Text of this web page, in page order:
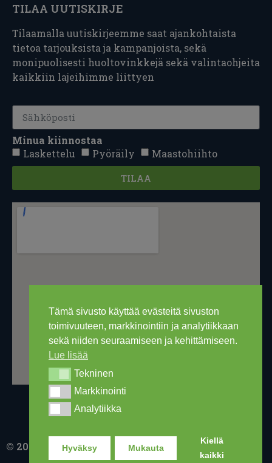
Tämä sivusto käyttää evästeitä sivuston
toimivuuteen, markkinointiin ja analytiikkaan
sekä niiden seuraamiseen ja kehittämiseen.
Lue lisää
TekninenTekninen
MarkkinointiMarkkinointi
AnalytiikkaAnalytiikka
Hyväksy Mukauta
Kiellä
kaikki
TILAA UUTISKIRJE
Tilaamalla uutiskirjeemme saat ajankohtaista
tietoa tarjouksista ja kampanjoista, sekä
monipuolisesti huoltovinkkejä sekä valintaohjeita
kaikkiin lajeihimme liittyen
Minua kiinnostaa
Laskettelu
Pyöräily Maastohiihto
TILAA
© 2016-2026 Ski Out Bike, Ski-Outlet Finland Oy